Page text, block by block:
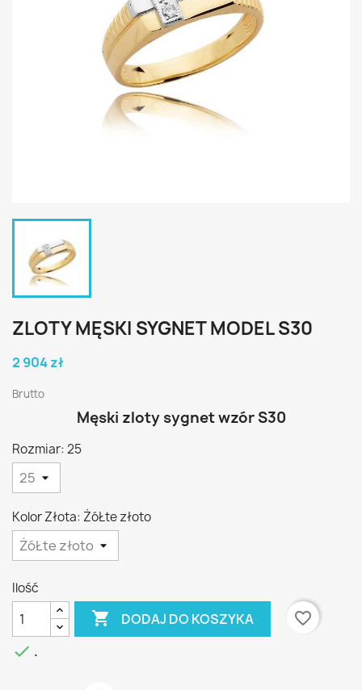
ZLOTY MĘSKI SYGNET MODEL S30
2 904 zł
Brutto
Męski zloty sygnet wzór S30
Rozmiar: 25
Kolor Złota: ŻóŁte złoto
Ilość
 DODAJ DO KOSZYKA
favorite_border
 .